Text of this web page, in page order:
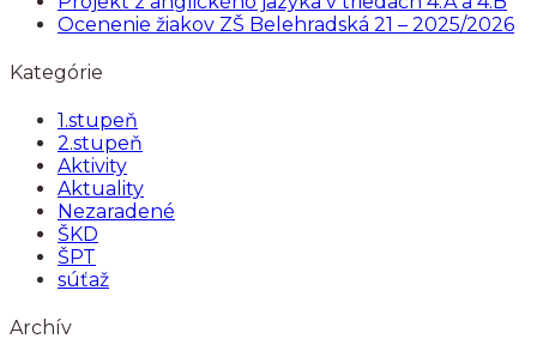
Ocenenie žiakov ZŠ Belehradská 21 – 2025/2026
Kategórie
1.stupeň
2.stupeň
Aktivity
Aktuality
Nezaradené
ŠKD
ŠPT
súťaž
Archív